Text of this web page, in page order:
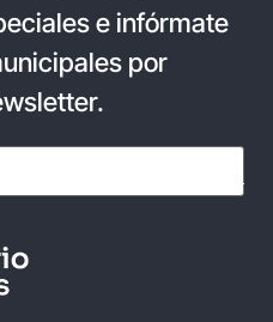
e infórmate
por